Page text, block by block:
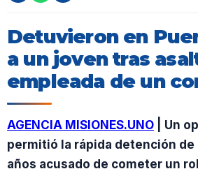
Detuvieron en
a un joven tras
empleada de un
AGENCIA MISIONES.UNO | Un
permitió la rápida detención de
años acusado de cometer un